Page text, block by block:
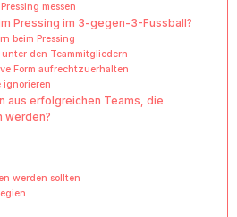
messen
Pressing im 3-gegen-3-Fussball?
beim Pressing
den Teammitgliedern
Form aufrechtzuerhalten
ignorieren
aus erfolgreichen Teams, die
werden?
werden sollten